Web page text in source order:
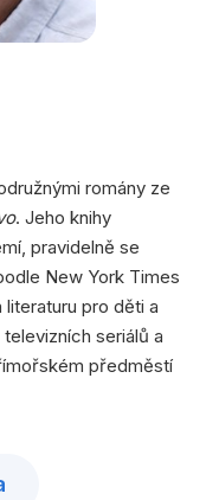
romány ze
. Jeho knihy
pravidelně se
New York Times
literaturu pro děti a
seriálů a
předměstí